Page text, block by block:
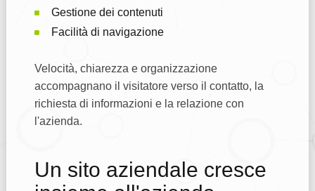
Gestione dei contenuti
Facilità di navigazione
Velocità, chiarezza e organizzazione
accompagnano il visitatore verso il contatto, la
richiesta di informazioni e la relazione con
l'azienda.
Un sito aziendale cresce